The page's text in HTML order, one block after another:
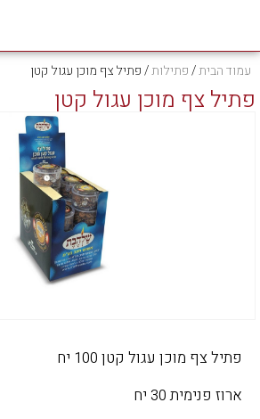
עמוד הבית/פתילות/ פתיל צף מוכן עגול קטן
פתיל צף מוכן עגול קטן
פתיל צף מוכן עגול קטן 100 יח
ארוז פנימית 30 יח